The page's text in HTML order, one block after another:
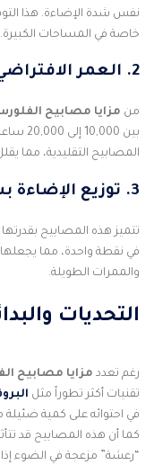
نفس شدة الإضاءة. هذا
خاصة في المساحات الكبيرة.
2. العمر الافتراضي الطويل
من مزايا مصابيح
بين
المصابيح التقليدية، مما
3. توزيع الإضاءة بشكل متساوي
تتميز هذه المصابيح
في نقطة واحدة، مما
والممرات الطويلة.
التحديات
رغم تعدد مزايا مصابيح
تقنيات أكثر تطوراً مثل
في احتوائه على كمية
كما أن هذه المصابيح قد